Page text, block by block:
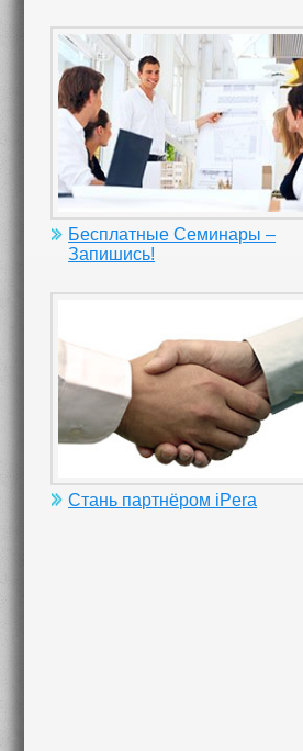
Бесплатные Семинары –
Запишись!
Стань партнёром iPera